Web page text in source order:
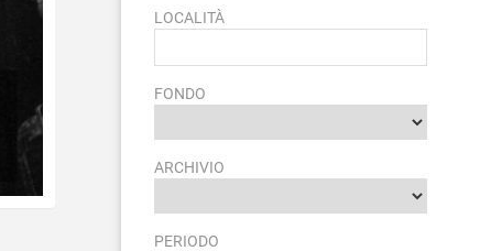
LOCALITÀ
FONDO
ARCHIVIO
PERIODO